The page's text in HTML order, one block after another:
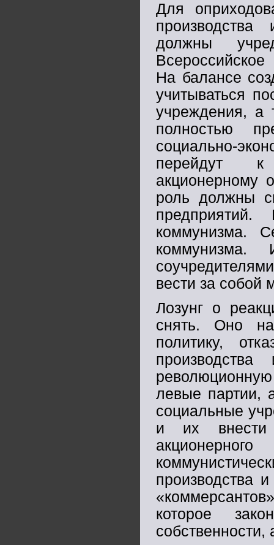
Для
должны
На балансе
учитываться
учреждения, а
полностью
социально-
перейдут к
акционерному
роль должны
коммунизма.
вести за собой
Лозунг о
снять. Оно
политику,
левые партии,
социальные
и их внести
производства
которое